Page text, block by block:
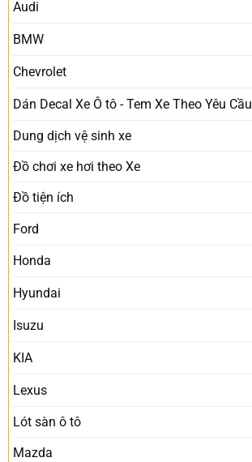
Audi
BMW
Chevrolet
Dán Decal Xe Ô tô - Tem Xe Theo Yêu Cầu
Dung dịch vệ sinh xe
Đồ chơi xe hơi theo Xe
Đồ tiện ích
Ford
Honda
Hyundai
Isuzu
KIA
Lexus
Lót sàn ô tô
Mazda